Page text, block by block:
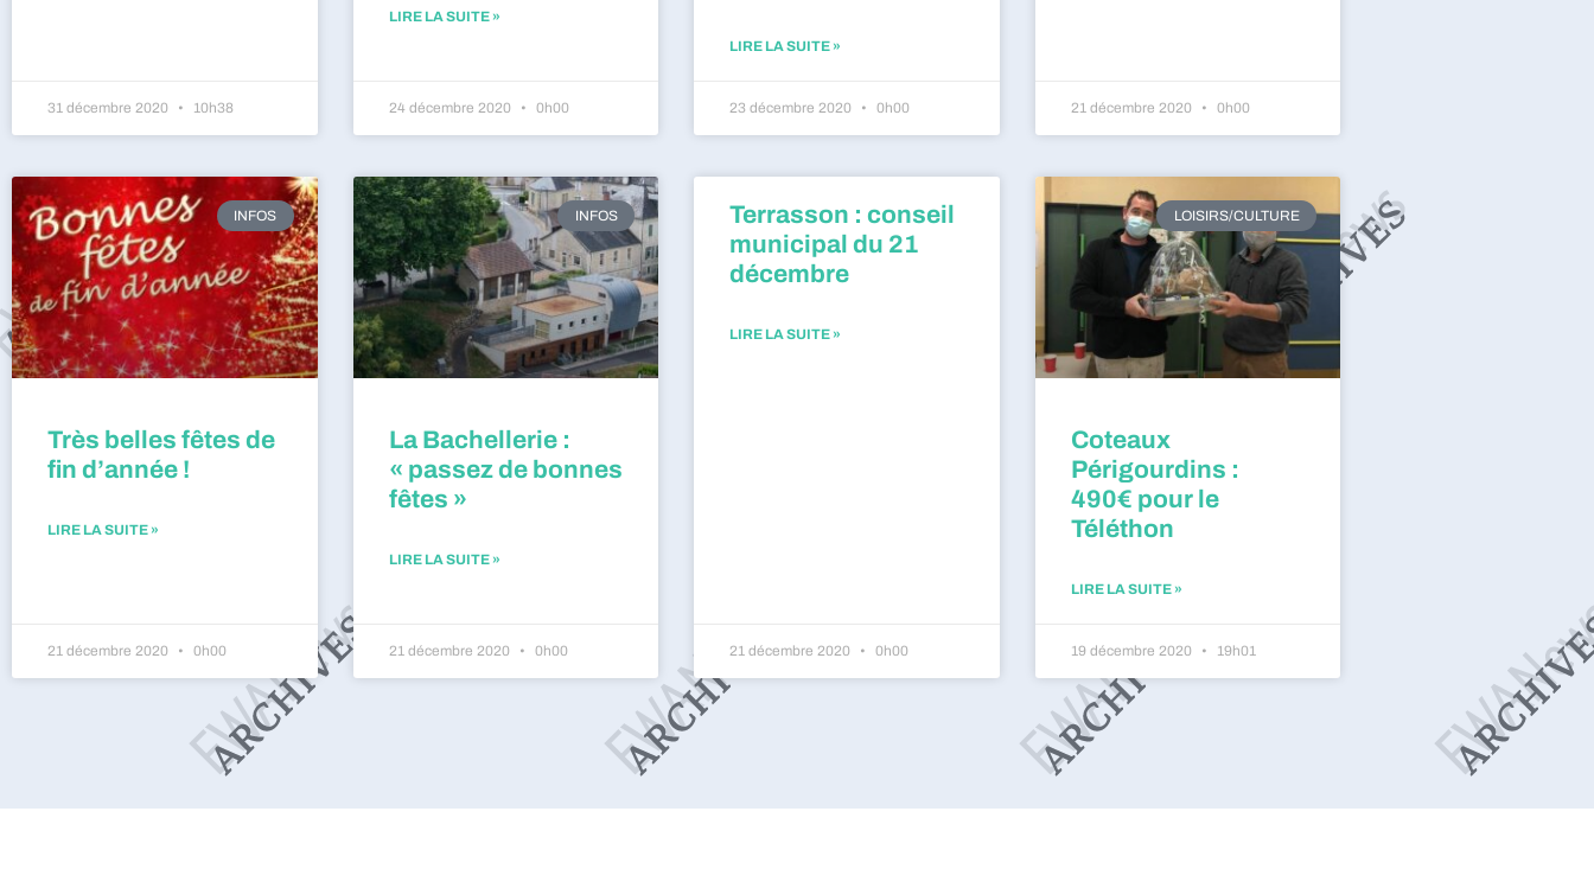
31 décembre 2020 10h38
LIRE LA SUITE »
24 décembre 2020 0h00
LIRE LA SUITE »
23 décembre 2020 0h00 21 décembre 2020 0h00
INFOS
Très belles fêtes de
fin d’année !
LIRE LA SUITE »
21 décembre 2020 0h00
INFOS
La Bachellerie :
« passez de bonnes
fêtes »
LIRE LA SUITE »
21 décembre 2020 0h00
Terrasson : conseil
municipal du 21
décembre
LIRE LA SUITE »
21 décembre 2020 0h00
LOISIRS/CULTURE
Coteaux
Périgourdins :
490€ pour le
Téléthon
LIRE LA SUITE »
19 décembre 2020 19h01